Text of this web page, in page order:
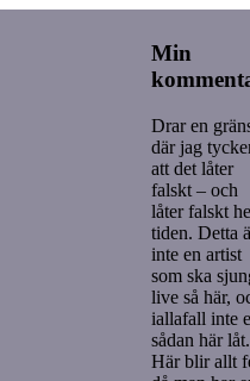
Min
Drar en
där jag
att det låter
falskt – och
låter falskt
tiden. Detta
inte en artist
som ska
live så här,
iallafall inte
sådan här låt.
Här blir allt